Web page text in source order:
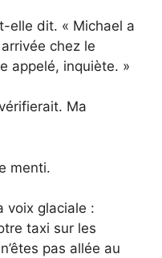
elle dit. « Michael a
chez le
appelé, inquiète. »
Ma
menti.
voix glaciale :
taxi sur les
pas allée au